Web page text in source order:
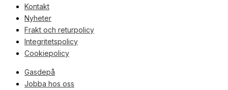
Kontakt
Nyheter
Frakt och returpolicy
Integritetspolicy
Cookiepolicy
Gasdepå
Jobba hos oss